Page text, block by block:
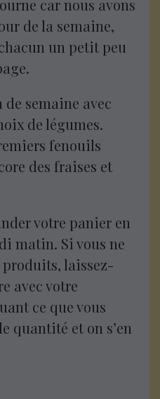
car nous avons
de la semaine,
un petit peu
semaine avec
de légumes.
fenouils
des fraises et
votre panier en
matin. Si vous ne
laissez-
avec votre
ce que vous
quantité et on s’en